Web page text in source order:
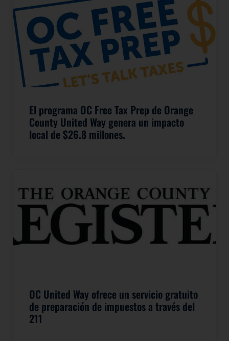
El programa OC Free Tax Prep de Orange
County United Way genera un impacto
local de $26.8 millones.
OC United Way ofrece un servicio gratuito
de preparación de impuestos a través del
211